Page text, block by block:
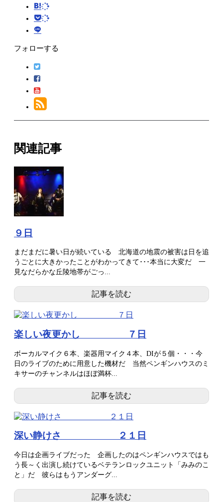
フォローする
関連記事
９日
まだまだに暑い日が続いている 北海道の地震の被害は日を追
うごとに大きかったことがわかってきて･･･本当に大変だ 一
見なだらかな丘陵地帯がごっ...
記事を読む
楽しい夜更かし ７日
ボーカルマイク６本、楽器用マイク４本、DIが５個・・・今
日のライブのために用意した機材だ 当然ペンギンハウスのミ
キサーのチャンネルはほぼ満杯...
記事を読む
深い静けさ ２１日
今日は企画ライブだった 企画したのはペンギンハウスではも
う長～く出演し続けているベテランロックユニット「みみのこ
と」だ 彼らはもうアンダーグ...
記事を読む